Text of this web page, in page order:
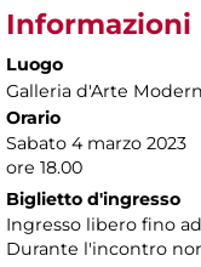
Informazioni
Luogo
Galleria d'Arte
Orario
Sabato 4 marzo 2023
ore 18.00
Biglietto d'ingresso
Ingresso libero fino
Durante l'incontro